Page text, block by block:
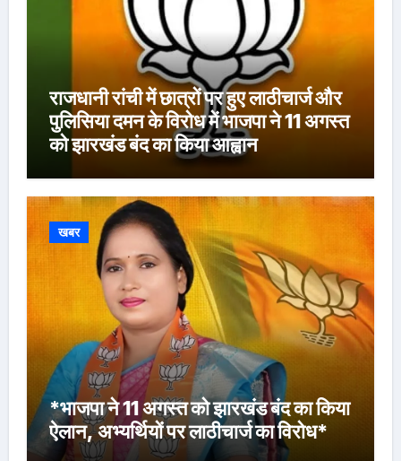
राजधानी रांची में छात्रों पर हुए लाठीचार्ज और
पुलिसिया दमन के विरोध में भाजपा ने 11 अगस्त
को झारखंड बंद का किया आह्वान
खबर
*भाजपा ने 11 अगस्त को झारखंड बंद का किया
ऐलान, अभ्यर्थियों पर लाठीचार्ज का विरोध*